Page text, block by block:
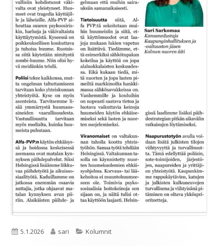
Julkaistu
5.1.2026 Kirjoittaja
sari Kategoriat
Kolumnit